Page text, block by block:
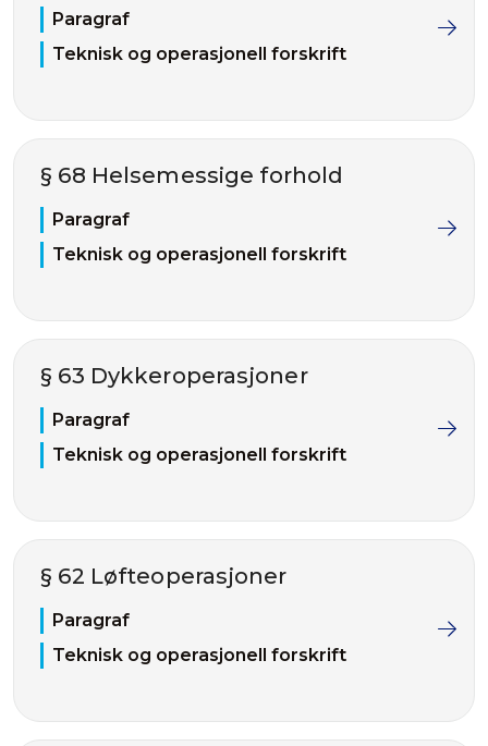
Paragraf
Teknisk og operasjonell forskrift
§ 68 Helsemessige forhold
Paragraf
Teknisk og operasjonell forskrift
§ 63 Dykkeroperasjoner
Paragraf
Teknisk og operasjonell forskrift
§ 62 Løfteoperasjoner
Paragraf
Teknisk og operasjonell forskrift